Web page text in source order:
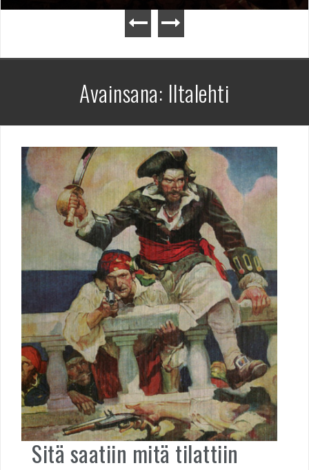
Avainsana: Iltalehti
Sitä saatiin mitä tilattiin